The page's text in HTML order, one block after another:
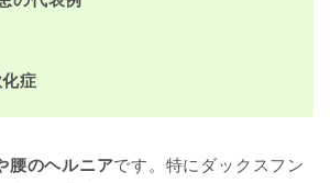
症
腰のヘルニアです。特にダックスフン